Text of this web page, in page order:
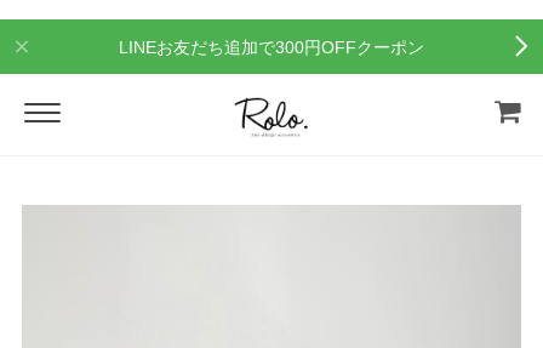
LINEお友だち追加で300円OFFクーポン